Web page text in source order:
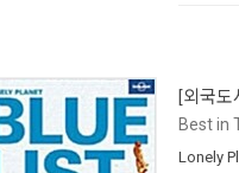
[외국도
Best in
Lonely